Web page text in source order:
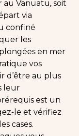
Vanuatu, soit
via
confiné
les
en mer
vos
d’être au plus
leur
est un
le et vérifiez
cases.